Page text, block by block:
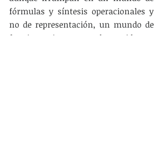
fórmulas y síntesis operacionales y
no de representación, un mundo de
funcionamiento y no de sentido, un